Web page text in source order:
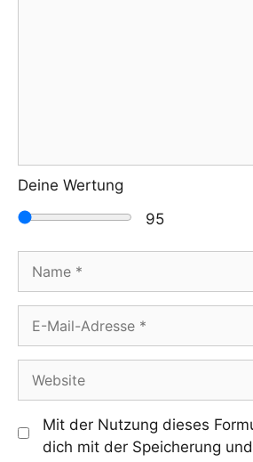
Deine Wertung
95
Name
Mail-
Adresse
Mit der Nutzung dieses
dich mit der Speicherung